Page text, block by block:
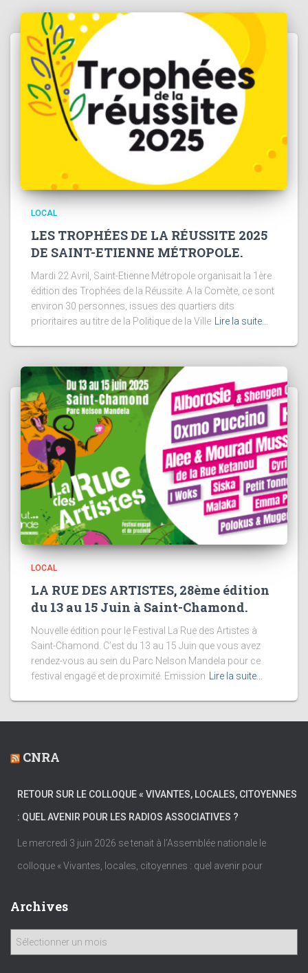
LOCAL
LES TROPHÉES DE LA RÉUSSITE 2025
DE SAINT-ETIENNE MÉTROPOLE.
Mardi 22 Avril, Saint-Etienne Métropole organisait la 1ère
édition des Trophées de la Réussite. A la Comète, ce sont
environ 30 personnes, issues des quartiers dits
prioritaires au titre de la Politique de la Ville Lire la suite…
LOCAL
LA RUE DES ARTISTES, 28ème édition
du 13 au 15 Juin à Saint-Chamond.
Nouvelle édition pour le Festival La Rue des Artistes à
Saint-Chamond. C’est du 13 au 15 Juin que vous avez
rendez-vous au sein du Parc Nelson Mandela pour ce
festival engagé et de proximité. Emission
Lire la suite…
CNRA
RETOUR SUR LE COLLOQUE « VIVANTES, LOCALES, CITOYENNES
: QUEL AVENIR POUR LES RADIOS ASSOCIATIVES ?
Le mercredi 3 juin 2026 se tenait à l’Assemblée nationale le
colloque « Vivantes, locales, citoyennes : quel avenir pour
Archives